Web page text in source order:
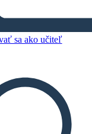
sa ako učiteľ